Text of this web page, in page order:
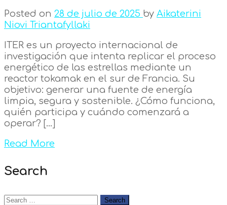
Posted on 28 de julio de 2025 by Aikaterini
Niovi Triantafyllaki
ITER es un proyecto internacional de
investigación que intenta replicar el proceso
energético de las estrellas mediante un
reactor tokamak en el sur de Francia. Su
objetivo: generar una fuente de energía
limpia, segura y sostenible. ¿Cómo funciona,
quién participa y cuándo comenzará a
operar? […]
Read More
Search